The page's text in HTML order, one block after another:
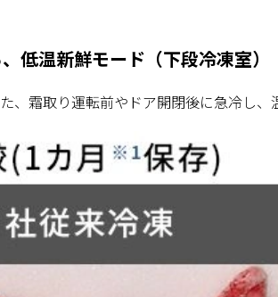
低温新鮮モード（下段冷凍室）
、霜取り運転前やドア開閉後に急冷し、